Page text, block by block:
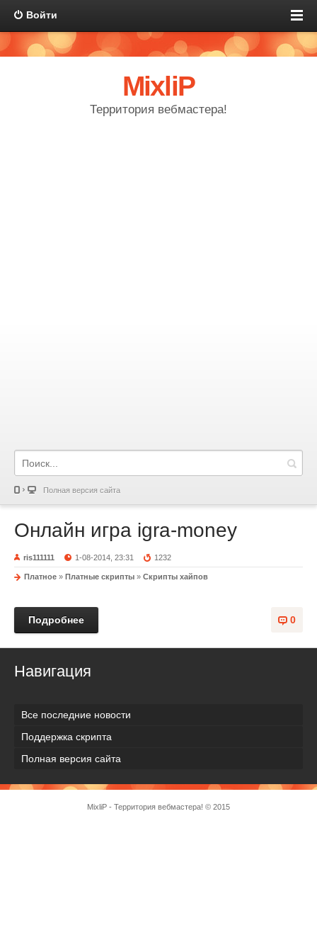
Войти
MixliP
Территория вебмастера!
Полная версия сайта
Онлайн игра igra-money
ris111111 1-08-2014, 23:31 1232
Платное » Платные скрипты » Скрипты хайпов
0
Подробнее
Навигация
Все последние новости
Поддержка скрипта
Полная версия сайта
MixliP - Территория вебмастера! © 2015